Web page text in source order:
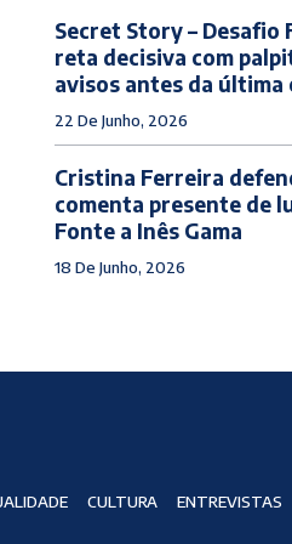
Secret Story – Desafio
reta decisiva com
avisos antes da última
22 De Junho, 2026
Cristina Ferreira
comenta presente de
Fonte a Inês Gama
18 De Junho, 2026
CULTURA ENTREVISTAS